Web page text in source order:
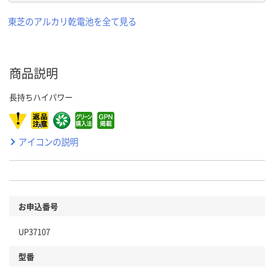
東芝のアルカリ乾電池を全て見る
商品説明
長持ちハイパワー
アイコンの説明
お申込番号
UP37107
型番